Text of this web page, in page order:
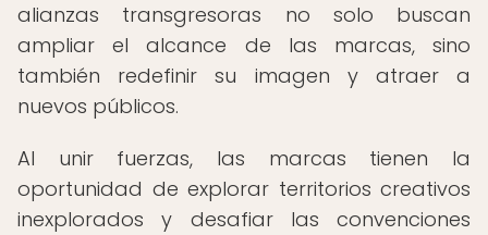
alianzas transgresoras no solo buscan
ampliar el alcance de las marcas, sino
también redefinir su imagen y atraer a
nuevos públicos.
Al unir fuerzas, las marcas tienen la
oportunidad de explorar territorios creativos
inexplorados y desafiar las convenciones